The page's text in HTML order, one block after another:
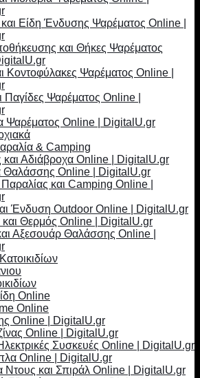
Είδη Ένδυσης Ψαρέματος Online |
και Θήκες Ψαρέματος
Κοντοφύλακες Ψαρέματος Online |
Παγίδες Ψαρέματος Online |
Ψαρέματος Online | DigitalU.gr
& Camping
και Αδιάβροχα Online | DigitalU.gr
Θαλάσσης Online | DigitalU.gr
και Camping Online |
Ένδυση Outdoor Online | DigitalU.gr
και Θερμός Online | DigitalU.gr
Αξεσουάρ Θαλάσσης Online |
Online
Online
Online | DigitalU.gr
Online | DigitalU.gr
Συσκευές Online | DigitalU.gr
Online | DigitalU.gr
Ντους και Σπιράλ Online | DigitalU.gr